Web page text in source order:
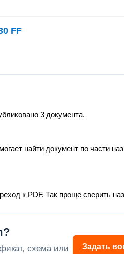
FF
3 документа.
найти документ по части
к PDF. Так проще сверить
схема или
Задать